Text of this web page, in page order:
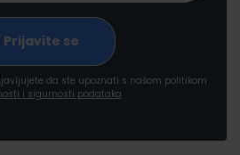
da ste upoznati s našom politikom
i sigurnosti podataka